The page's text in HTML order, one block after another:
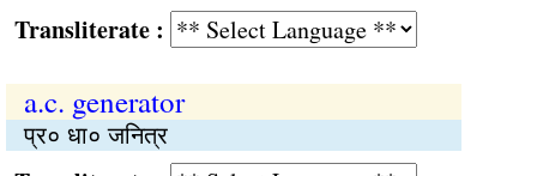
:
a.c. generator
प्र० धा० जनित्र